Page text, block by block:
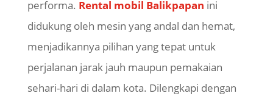
performa. Rental mobil Balikpapan ini
didukung oleh mesin yang andal dan hemat,
menjadikannya pilihan yang tepat untuk
perjalanan jarak jauh maupun pemakaian
sehari-hari di dalam kota. Dilengkapi dengan